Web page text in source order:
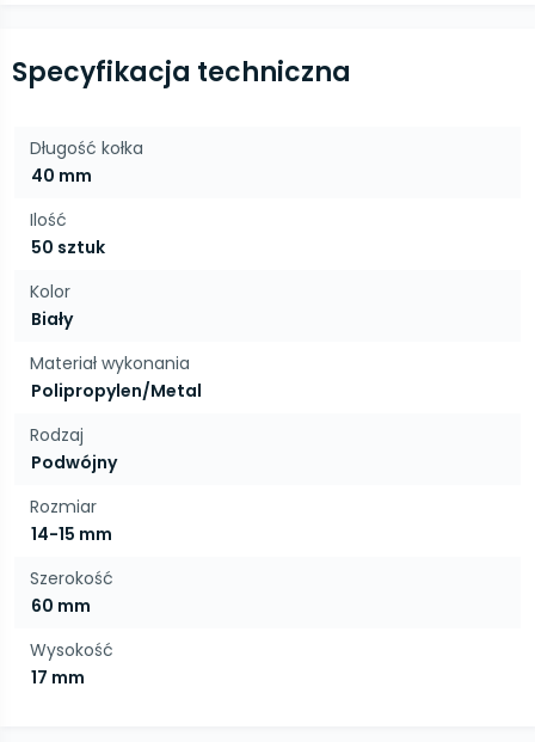
Specyfikacja techniczna
Długość kołka
40 mm
Ilość
50 sztuk
Kolor
Biały
Materiał wykonania
Polipropylen/Metal
Rodzaj
Podwójny
Rozmiar
14-15 mm
Szerokość
60 mm
Wysokość
17 mm